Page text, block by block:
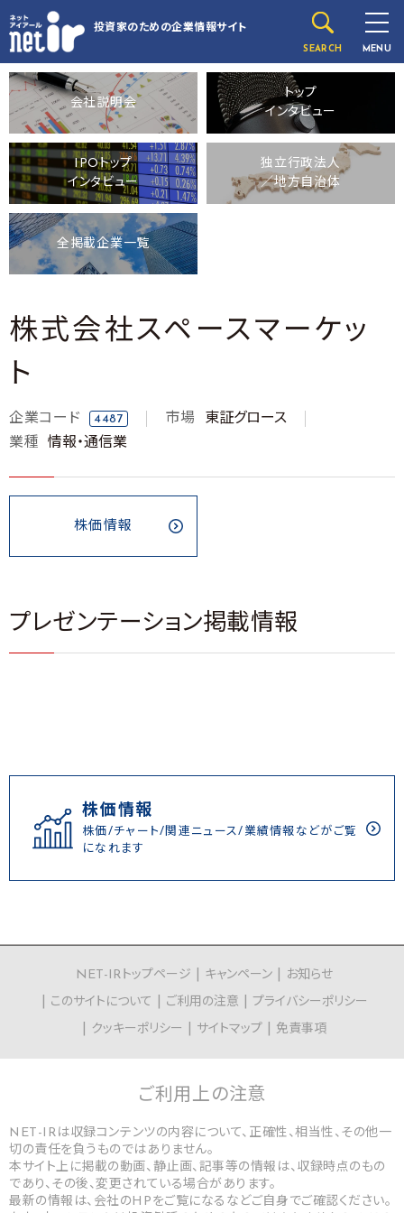
投資家のための企業情報サイト
SEARCH MENU
会社説明会
トップ
インタビュー
IPOトップ
インタビュー
独立行政法人
／地方自治体
全掲載企業一覧
株式会社スペースマーケッ
ト
企業コード 4487 市場
東証グロース
業種
情報・通信業
株価情報
プレゼンテーション掲載情報
株価情報
株価/チャート/関連ニュース/業績情報などがご覧
になれます
NET-IRトップページ キャンペーン
お知らせ
このサイトについて
ご利用の注意
プライバシーポリシー
クッキーポリシー
サイトマップ 免責事項
ご利用上の注意
NET-IRは収録コンテンツの内容について、正確性、相当性、その他一
切の責任を負うものではありません。
本サイト上に掲載の動画、静止画、記事等の情報は、収録時点のもの
であり、その後、変更されている場合があります。
最新の情報は、会社のHPをご覧になるなどご自身でご確認ください。